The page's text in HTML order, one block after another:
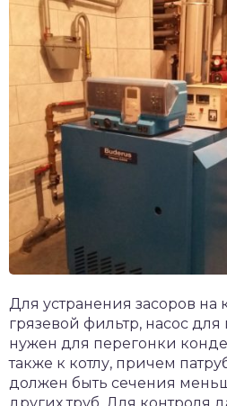
Для устранения засоров на
грязевой фильтр, насос
нужен для перегонки
также к котлу, причем
должен быть сечения
других труб. Для контроля